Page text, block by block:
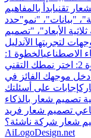
تقنيابدأ بالمفاهيم
"بيانات"، "نمو"حدد
الأبعاد"، "تصميم
لتجربتها الآندليل
الاصطناعي
الخطوة 1:
الخطوة 2: اختر نمطك التقني
3: أدخل موجهك الفائز في
إجابات على أسئلتك
تصميم شعار بالذكاء
تصميم شعار فريد
شعار شركة ناشئة؟
AiLogoDesign.net